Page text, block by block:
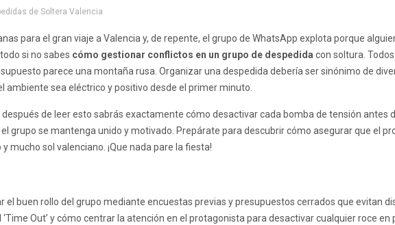
de Soltera Valencia
para el gran viaje a Valencia y, de repente, el grupo de WhatsApp explota porque
si no sabes cómo gestionar conflictos en un grupo de despedida con soltura.
parece una montaña rusa. Organizar una despedida debería ser sinónimo de
ambiente sea eléctrico y positivo desde el primer minuto.
de leer esto sabrás exactamente cómo desactivar cada bomba de tensión antes
el grupo se mantenga unido y motivado. Prepárate para descubrir cómo asegurar que el
mucho sol valenciano. ¡Que nada pare la fiesta!
el buen rollo del grupo mediante encuestas previas y presupuestos cerrados que evitan
Out’ y cómo centrar la atención en el protagonista para desactivar cualquier roce en